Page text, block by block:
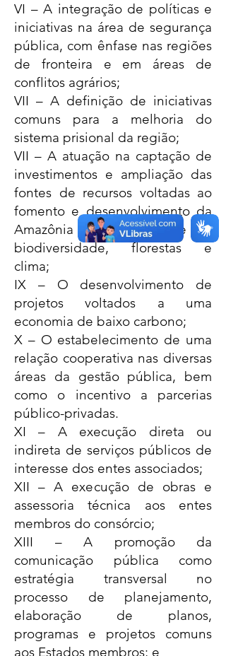
VI – A integração de políticas e
iniciativas na área de segurança
pública, com ênfase nas regiões
de fronteira e em áreas de
conflitos agrários;
VII – A definição de iniciativas
comuns para a melhoria do
sistema prisional da região;
VII – A atuação na captação de
investimentos e ampliação das
fontes de recursos voltadas ao
fomento e desenvolvimento da
Amazônia e conservação de sua
biodiversidade, florestas e
clima;
IX – O desenvolvimento de
projetos voltados a uma
economia de baixo carbono;
X – O estabelecimento de uma
relação cooperativa nas diversas
áreas da gestão pública, bem
como o incentivo a parcerias
público-privadas.
XI – A execução direta ou
indireta de serviços públicos de
interesse dos entes associados;
XII – A execução de obras e
assessoria técnica aos entes
membros do consórcio;
XIII – A promoção da
comunicação pública como
estratégia transversal no
processo de planejamento,
elaboração de planos,
programas e projetos comuns
aos Estados membros; e